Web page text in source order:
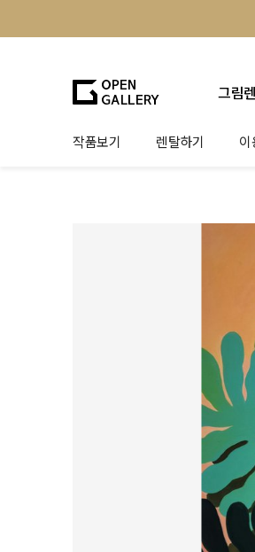
그림
작품보기 렌탈하기 이
법